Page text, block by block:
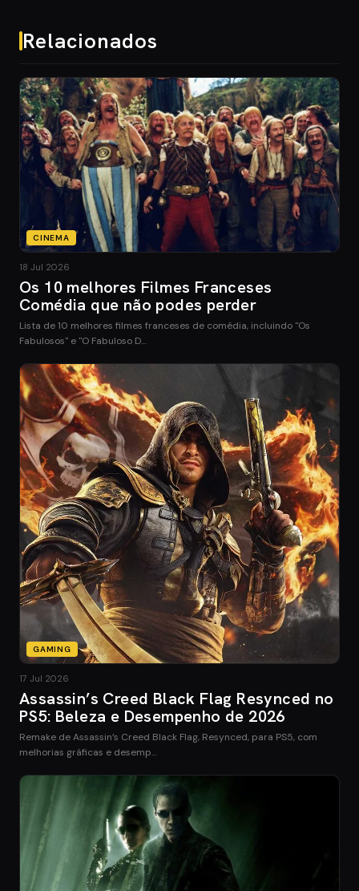
Relacionados
CINEMA
18 Jul 2026
Os 10 melhores Filmes Franceses
Comédia que não podes perder
Lista de 10 melhores filmes franceses de comédia, incluindo "Os
Fabulosos" e "O Fabuloso D…
GAMING
17 Jul 2026
Assassin’s Creed Black Flag Resynced no
PS5: Beleza e Desempenho de 2026
Remake de Assassin’s Creed Black Flag, Resynced, para PS5, com
melhorias gráficas e desemp…